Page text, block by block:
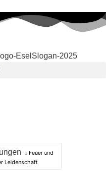
Feuer und
Leidenschaft